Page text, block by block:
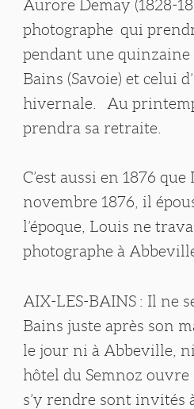
Aurore Demay (1828-
photographe qui
pendant une quinzaine
Bains (Savoie) et celui
hivernale. Au
prendra sa retraite.
C’est aussi en 1876
novembre 1876, il
l’époque, Louis ne
photographe à
AIX-LES-BAINS : Il ne
Bains juste après son
le jour ni à Abbeville,
hôtel du Semnoz
s’y rendre sont invités